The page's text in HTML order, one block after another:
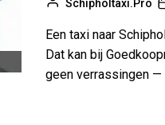
Schipholtaxi.Pro
Een taxi naar
Dat kan bij
geen verrassingen —